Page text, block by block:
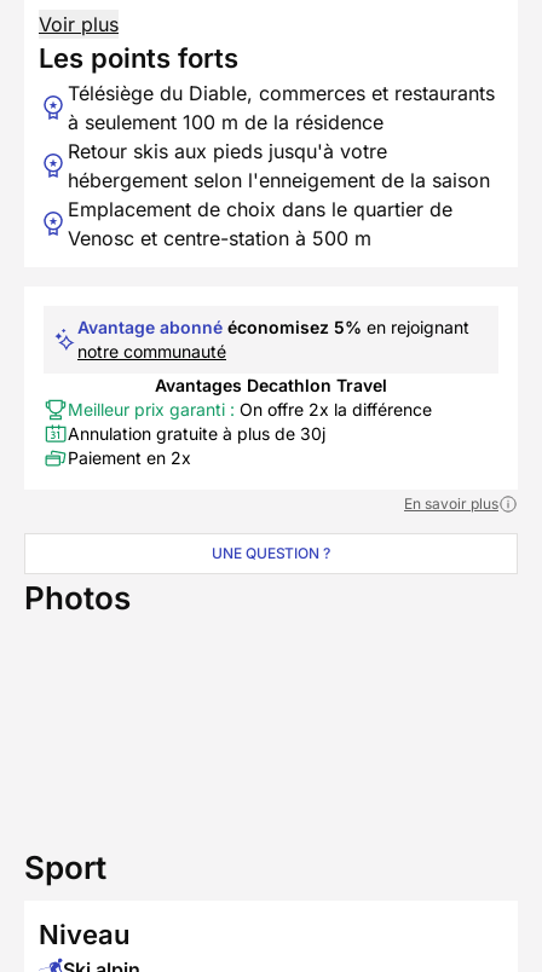
Voir plus
Les points forts
Télésiège du Diable, commerces et restaurants
à seulement 100 m de la résidence
Retour skis aux pieds jusqu'à votre
hébergement selon l'enneigement de la saison
Emplacement de choix dans le quartier de
Venosc et centre-station à 500 m
Avantage abonné économisez 5% en rejoignant
notre communauté
Avantages Decathlon Travel
Meilleur prix garanti : On offre 2x la différence
Annulation gratuite à plus de 30j
Paiement en 2x
En savoir plus
UNE QUESTION ?
Photos
Sport
Niveau